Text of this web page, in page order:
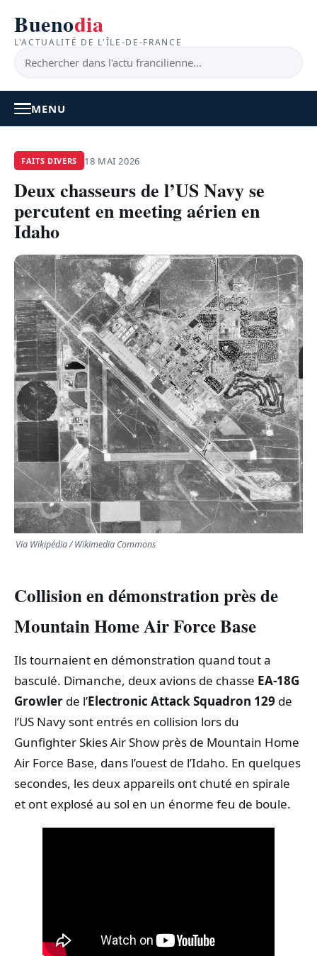
Buenodia
L'ACTUALITÉ DE L'ÎLE-DE-FRANCE
MENU
ACTUALITÉ
BONS PLANS
FEEL GOOD
FAITS DIVERS
TRANSPORTS
ÉCONOMIE
POLITIQUE
SPORT
CULTURE
SCIENCES & TECH
FAITS DIVERS 18 MAI 2026
Deux chasseurs de l’US Navy se
percutent en meeting aérien en
Idaho
Via Wikipédia / Wikimedia Commons
Collision en démonstration près de
Mountain Home Air Force Base
Ils tournaient en démonstration quand tout a
basculé. Dimanche, deux avions de chasse EA‑18G
Growler de l’Electronic Attack Squadron 129 de
l’US Navy sont entrés en collision lors du
Gunfighter Skies Air Show près de Mountain Home
Air Force Base, dans l’ouest de l’Idaho. En quelques
secondes, les deux appareils ont chuté en spirale
et ont explosé au sol en un énorme feu de boule.